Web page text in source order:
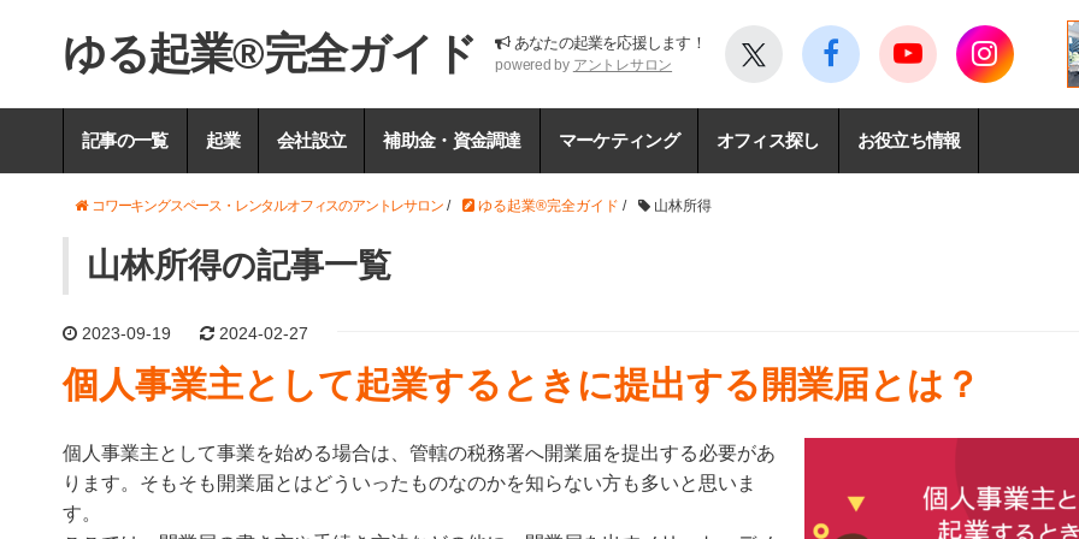
ゆる起業®完全ガイド あなたの起業を応援します！
powered by アントレサロン
記事の一覧 起業 会社設立 補助金・資金調達 マーケティング オフィス探し お役立ち情報
コワーキングスペース・レンタルオフィスのアントレサロン/ ゆる起業®完全ガイド / 山林所得
山林所得の記事一覧
2023-09-19 2024-02-27
個人事業主として起業するときに提出する開業届とは？
個人事業主として事業を始める場合は、管轄の税務署へ開業届を提出する必要があ
ります。そもそも開業届とはどういったものなのかを知らない方も多いと思いま
す。